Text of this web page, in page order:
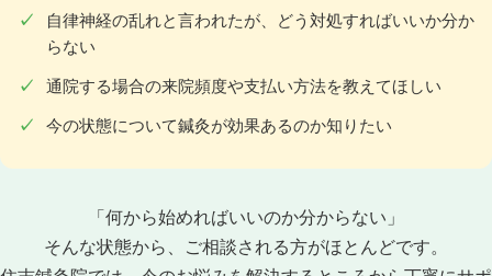
自律神経の乱れと言われたが、どう対処すればいいか分か
らない
通院する場合の来院頻度や支払い方法を教えてほしい
今の状態について鍼灸が効果あるのか知りたい
「何から始めればいいのか分からない」
そんな状態から、ご相談される方がほとんどです。